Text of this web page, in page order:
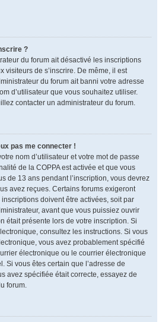
?
du forum ait désactivé les inscriptions
visiteurs de s’inscrire. De même, il est
du forum ait banni votre adresse
d’utilisateur que vous souhaitez utiliser.
contacter un administrateur du forum.
pas me connecter !
nom d’utilisateur et votre mot de passe
de la COPPA est activée et que vous
de 13 ans pendant l’inscription, vous devrez
avez reçues. Certains forums exigeront
doivent être activées, soit par
avant que vous puissiez ouvrir
était présente lors de votre inscription. Si
consultez les instructions. Si vous
vous avez probablement spécifié
électronique ou le courrier électronique
Si vous êtes certain que l’adresse de
avez spécifiée était correcte, essayez de
forum.